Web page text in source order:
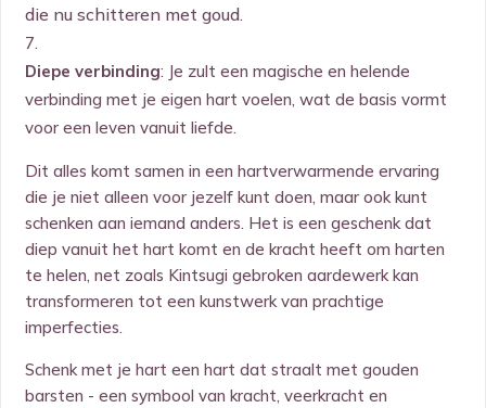
die nu schitteren met goud.
Diepe verbinding: Je zult een magische en helende
verbinding met je eigen hart voelen, wat de basis vormt
voor een leven vanuit liefde.
Dit alles komt samen in een hartverwarmende ervaring
die je niet alleen voor jezelf kunt doen, maar ook kunt
schenken aan iemand anders. Het is een geschenk dat
diep vanuit het hart komt en de kracht heeft om harten
te helen, net zoals Kintsugi gebroken aardewerk kan
transformeren tot een kunstwerk van prachtige
imperfecties.
Schenk met je hart een hart dat straalt met gouden
barsten - een symbool van kracht, veerkracht en